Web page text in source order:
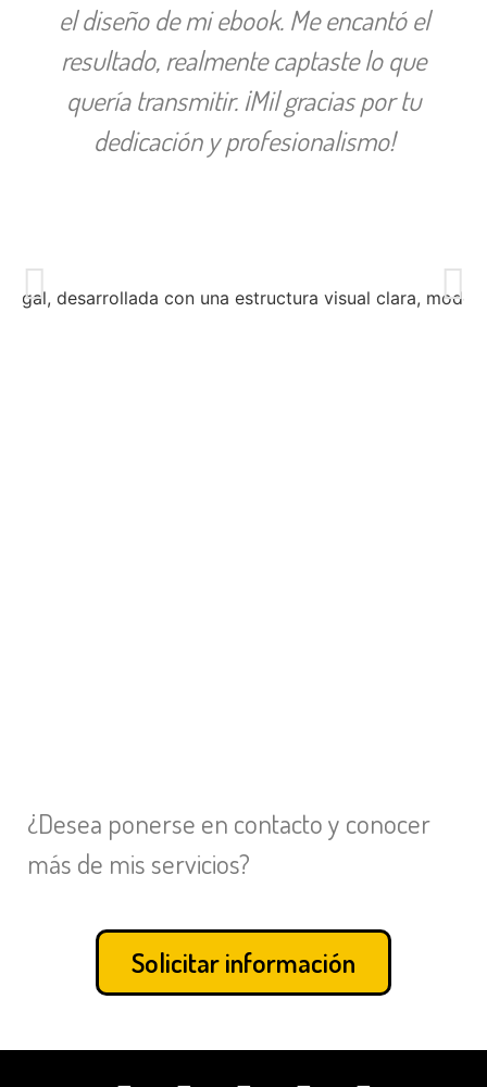
el diseño de mi ebook. Me encantó el
resultado, realmente captaste lo que
quería transmitir. ¡Mil gracias por tu
dedicación y profesionalismo!
¿Desea ponerse en contacto y conocer
más de mis servicios?
Solicitar información